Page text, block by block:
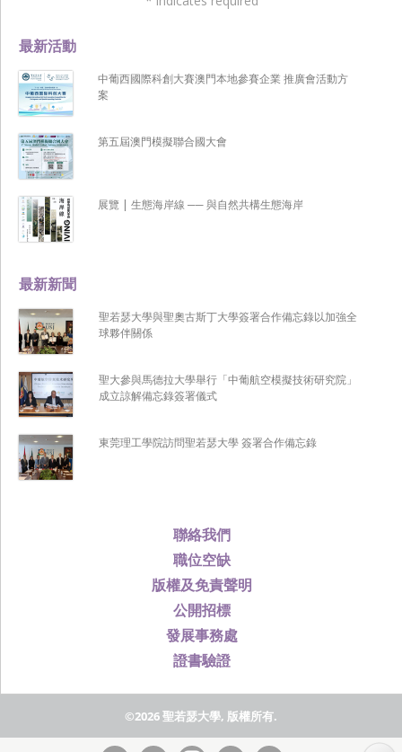
聯絡我們
職位空缺
版權及免責聲明
公開招標
發展事務處
證書驗證
最新新聞
聖若瑟大學與聖奧古斯丁大學簽署合作備忘錄以加強全
球夥伴關係
聖大參與馬德拉大學舉行「中葡航空模擬技術研究院」
成立諒解備忘錄簽署儀式
東莞理工學院訪問聖若瑟大學 簽署合作備忘錄
最新活動
中葡西國際科創大賽澳門本地參賽企業 推廣會活動方
案
第五屆澳門模擬聯合國大會
展覽 | 生態海岸線 ── 與自然共構生態海岸
©2026 聖若瑟大學, 版權所有.